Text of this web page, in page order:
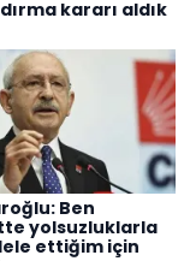
kararı aldık
Ben
yolsuzluklarla
ettiğim için